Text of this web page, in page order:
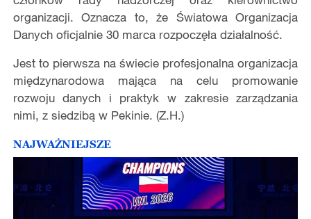
organizacji. Oznacza to, że Światowa Organizacja
Danych oficjalnie 30 marca rozpoczęła działalność.
Jest to pierwsza na świecie profesjonalna organizacja
międzynarodowa mająca na celu promowanie
rozwoju danych i praktyk w zakresie zarządzania
nimi, z siedzibą w Pekinie. (Z.H.)
NAJWAŻNIEJSZE